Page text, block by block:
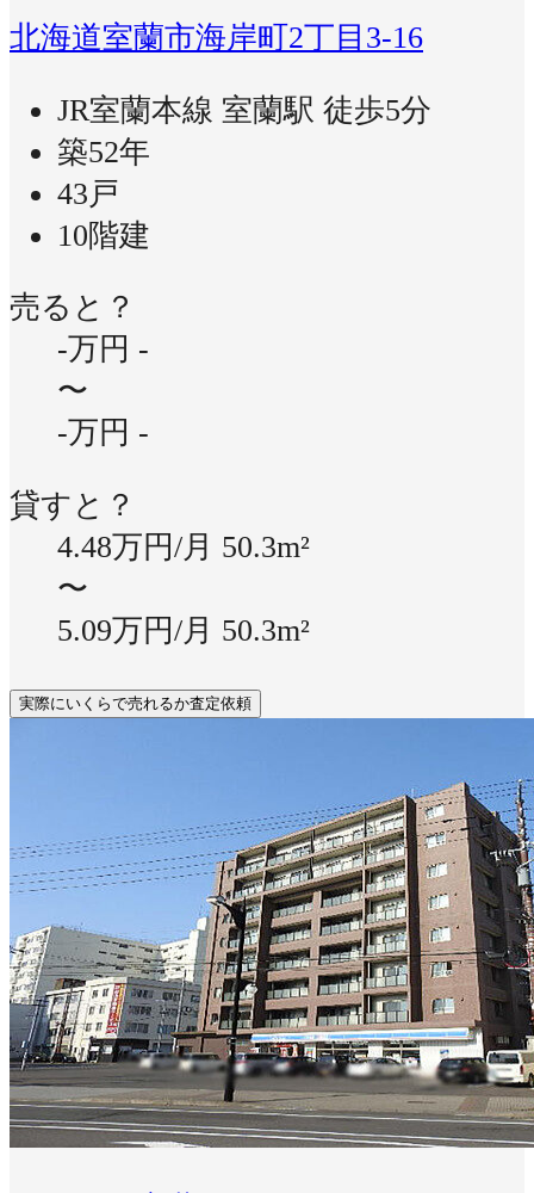
北海道室蘭市海岸町2丁目3-16
JR室蘭本線 室蘭駅 徒歩5分
築52年
43戸
10階建
売ると？
-万円 -
〜
-万円 -
貸すと？
4.48万円/月 50.3m²
〜
5.09万円/月 50.3m²
実際にいくらで売れるか査定依頼